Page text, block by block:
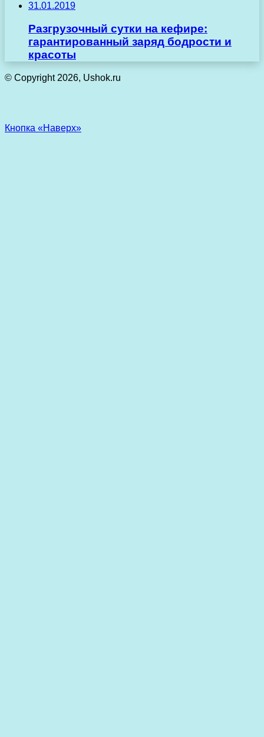
31.01.2019
Разгрузочный сутки на кефире:
гарантированный заряд бодрости и
красоты
© Copyright 2026, Ushok.ru
Кнопка «Наверх»